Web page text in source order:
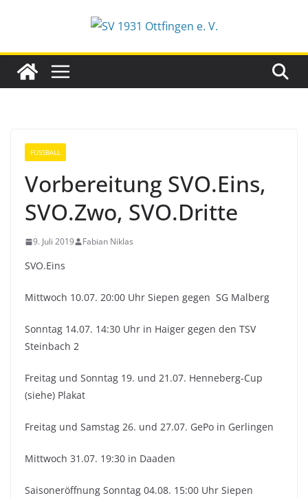
FUSSBALL
Vorbereitung SVO.Eins,
SVO.Zwo, SVO.Dritte
9. Juli 2019 Fabian Niklas
SVO.Eins
Mittwoch 10.07. 20:00 Uhr Siepen gegen SG Malberg
Sonntag 14.07. 14:30 Uhr in Haiger gegen den TSV
Steinbach 2
Freitag und Sonntag 19. und 21.07. Henneberg-Cup
(siehe) Plakat
Freitag und Samstag 26. und 27.07. GePo in Gerlingen
Mittwoch 31.07. 19:30 in Daaden
Saisoneröffnung Sonntag 04.08. 15:00 Uhr Siepen